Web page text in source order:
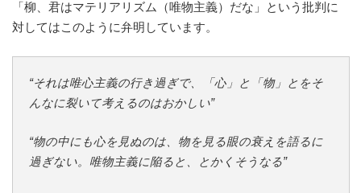
「柳、君はマテリアリズム（唯物主義）だな」という批判に
対してはこのように弁明しています。
“それは唯心主義の行き過ぎで、「心」と「物」とをそ
んなに裂いて考えるのはおかしい”
“物の中にも心を見ぬのは、物を見る眼の衰えを語るに
過ぎない。唯物主義に陥ると、とかくそうなる”